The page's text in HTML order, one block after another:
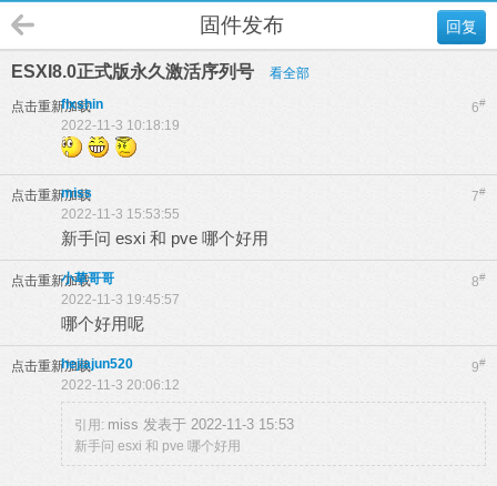
回复
固件发布
ESXI8.0正式版永久激活序列号 看全部
点击重新加载 6#
flxshin
2022-11-3 10:18:19
点击重新加载 7#
miss
2022-11-3 15:53:55
新手问 esxi 和 pve 哪个好用
点击重新加载 8#
小草哥哥
2022-11-3 19:45:57
哪个好用呢
点击重新加载 9#
hejiajun520
2022-11-3 20:06:12
引用: miss 发表于 2022-11-3 15:53
新手问 esxi 和 pve 哪个好用